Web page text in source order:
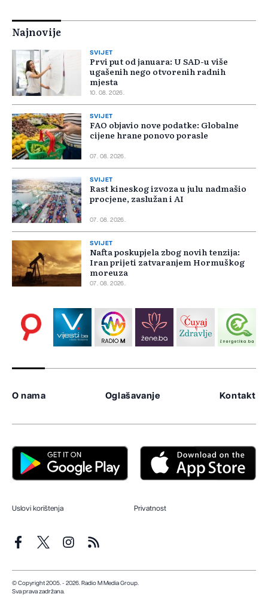
Najnovije
SVIJET
Prvi put od januara: U SAD-u više
ugašenih nego otvorenih radnih
mjesta
10. 08. 2026.
SVIJET
FAO objavio nove podatke: Globalne
cijene hrane ponovo porasle
07. 08. 2026.
SVIJET
Rast kineskog izvoza u julu nadmašio
procjene, zaslužan i AI
07. 08. 2026.
SVIJET
Nafta poskupjela zbog novih tenzija:
Iran prijeti zatvaranjem Hormuškog
moreuza
07. 08. 2026.
O nama Oglašavanje Kontakt
Uslovi korištenja Privatnost
© Copyright 2005. - 2026. Radio M Media Group.
Sva prava zadržana.